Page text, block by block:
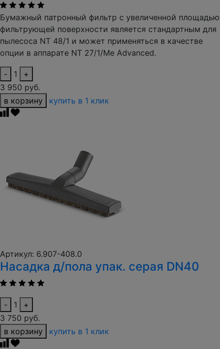
Бумажный патронный фильтр с увеличенной площадью
фильтрующей поверхности является стандартным для
пылесоса NT 48/1 и может применяться в качестве
опции в аппарате NT 27/1/Me Advanced.
- 1
+
3 950 руб.
в корзину
купить в 1 клик
Артикул: 6.907-408.0
Насадка д/пола упак. серая DN40
- 1
+
3 750 руб.
в корзину
купить в 1 клик